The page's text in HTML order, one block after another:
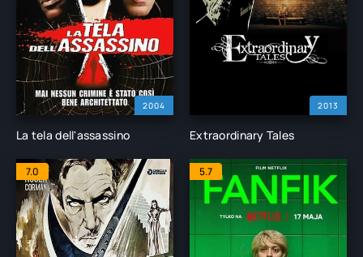
2004
La tela dell'assassino
2013
Extraordinary Tales
7.0 5.7